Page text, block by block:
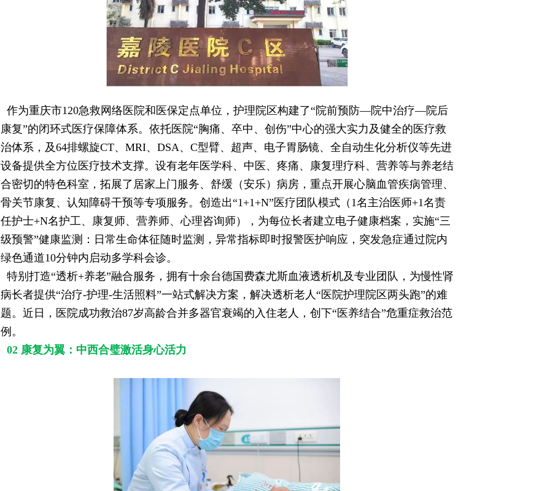
作为重庆市120急救网络医院和医保定点单位，护理院区构建了“院前预防—院中治疗—院后
康复”的闭环式医疗保障体系。依托医院“胸痛、卒中、创伤”中心的强大实力及健全的医疗救
治体系，及64排螺旋CT、MRI、DSA、C型臂、超声、电子胃肠镜、全自动生化分析仪等先进
设备提供全方位医疗技术支撑。设有老年医学科、中医、疼痛、康复理疗科、营养等与养老结
合密切的特色科室，拓展了居家上门服务、舒缓（安乐）病房，重点开展心脑血管疾病管理、
骨关节康复、认知障碍干预等专项服务。创造出“1+1+N”医疗团队模式（1名主治医师+1名责
任护士+N名护工、康复师、营养师、心理咨询师），为每位长者建立电子健康档案，实施“三
级预警”健康监测：日常生命体征随时监测，异常指标即时报警医护响应，突发急症通过院内
绿色通道10分钟内启动多学科会诊。
特别打造“透析+养老”融合服务，拥有十余台德国费森尤斯血液透析机及专业团队，为慢性肾
病长者提供“治疗-护理-生活照料”一站式解决方案，解决透析老人“医院护理院区两头跑”的难
题。近日，医院成功救治87岁高龄合并多器官衰竭的入住老人，创下“医养结合”危重症救治范
例。
02 康复为翼：中西合璧激活身心活力